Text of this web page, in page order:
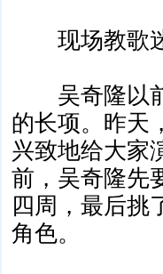
现场教歌
吴奇隆以前
的长项。昨天
兴致地给大家
前，吴奇隆先
四周，最后挑
角色。